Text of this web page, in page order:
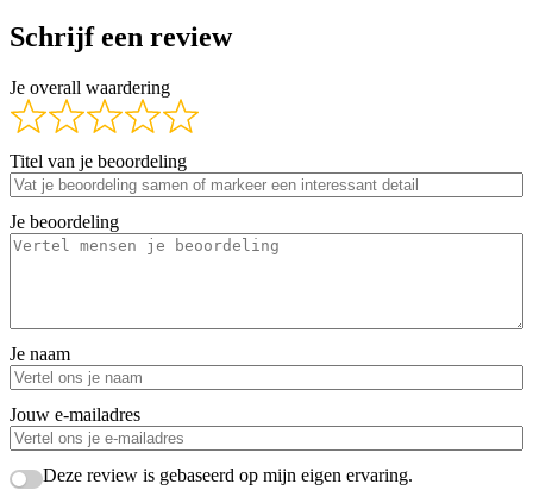
Schrijf een review
Je overall waardering
Titel van je beoordeling
Je beoordeling
Je naam
Jouw e-mailadres
Deze review is gebaseerd op mijn eigen ervaring.